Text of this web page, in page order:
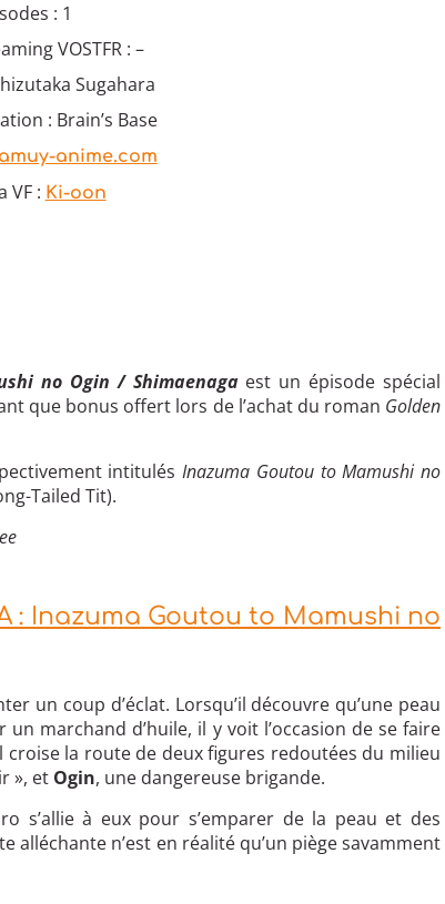
: 1
VOSTFR : –
‌Sugahara
: Brain’s Base
anime.com
VF : Ki-oon
no Ogin / Shimaenagaest un épisode spécial
que bonus offert lors de l’achat du roman Golden
intitulésInazuma Goutou to Mamushi no
Tailed Tit).
: Inazuma Goutou to Mamushi no
un coup d’éclat. Lorsqu’il découvre qu’une peau
marchand d’huile, il y voit l’occasion de se faire
croise la route de deux figures redoutées du milieu
», et Ogin, une dangereuse brigande.
s’allie à eux pour s’emparer de la peau et des
alléchante n’est en réalité qu’un piège savamment